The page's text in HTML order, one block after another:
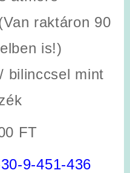
raktáron 90
is!)
bilinccsel mint
FT
9-451-436